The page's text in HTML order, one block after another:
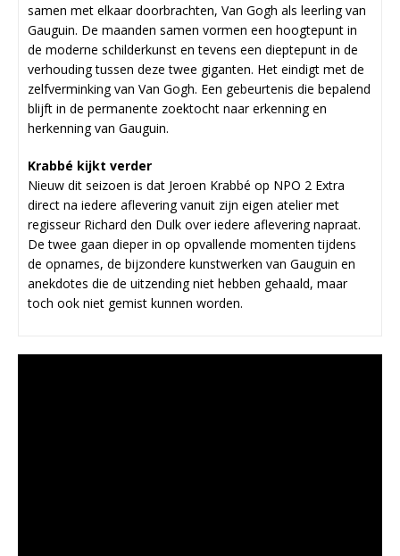
samen met elkaar doorbrachten, Van Gogh als leerling van
Gauguin. De maanden samen vormen een hoogtepunt in
de moderne schilderkunst en tevens een dieptepunt in de
verhouding tussen deze twee giganten. Het eindigt met de
zelfverminking van Van Gogh. Een gebeurtenis die bepalend
blijft in de permanente zoektocht naar erkenning en
herkenning van Gauguin.
Krabbé kijkt verder
Nieuw dit seizoen is dat Jeroen Krabbé op NPO 2 Extra
direct na iedere aflevering vanuit zijn eigen atelier met
regisseur Richard den Dulk over iedere aflevering napraat.
De twee gaan dieper in op opvallende momenten tijdens
de opnames, de bijzondere kunstwerken van Gauguin en
anekdotes die de uitzending niet hebben gehaald, maar
toch ook niet gemist kunnen worden.